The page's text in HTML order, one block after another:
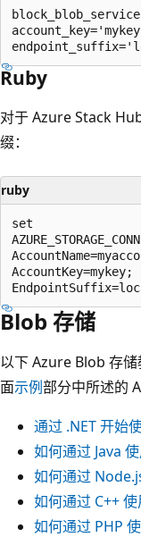
Ruby
对于 Azure Stack
缀：
ruby
set
AccountKey=mykey;
Blob 存储
以下 Azure Blob 存
面示例部分中所述的
通过 .NET 开始
如何通过 Java
如何通过
如何通过 C++
如何通过 PHP